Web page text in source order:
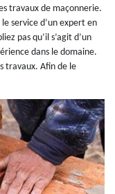
travaux de maçonnerie.
service d’un expert en
pas qu’il s’agit d’un
dans le domaine.
travaux. Afin de le